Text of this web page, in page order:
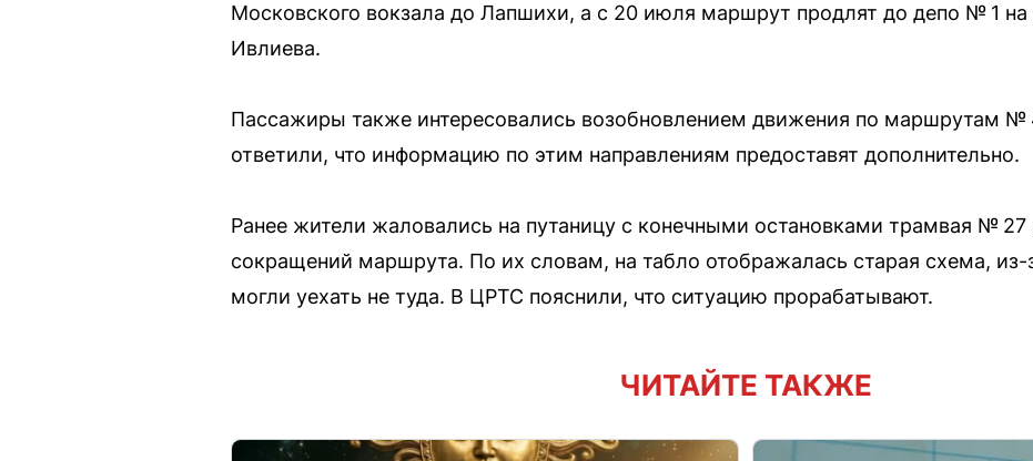
Московского вокзала до Лапшихи, а с 20 июля маршрут продлят до депо № 1 на
Ивлиева.
Пассажиры также интересовались возобновлением движения по маршрутам
ответили, что информацию по этим направлениям предоставят дополнительно.
Ранее жители жаловались на путаницу с конечными остановками трамвая №
сокращений маршрута. По их словам, на табло отображалась старая схема, из-
могли уехать не туда. В ЦРТС пояснили, что ситуацию прорабатывают.
ЧИТАЙТЕ ТАКЖЕ